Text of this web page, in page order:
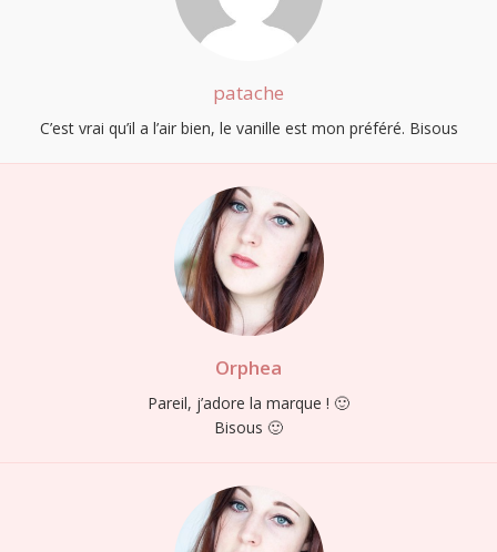
patache
C’est vrai qu’il a l’air bien, le vanille est mon préféré. Bisous
Orphea
Pareil, j’adore la marque ! 🙂
Bisous 🙂